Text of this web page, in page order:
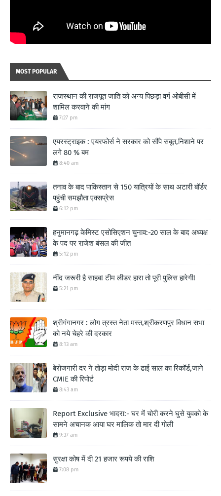
MOST POPULAR
राजस्थान की राजपूत जाति को अन्य पिछड़ा वर्ग ओबीसी में
शामिल करवाने की मांग
7:27 pm
एयरस्ट्राइक : एयरफोर्स ने सरकार को सौंपे सबूत,निशाने पर
लगे 80 % बम
8:40 am
तनाव के बाद पाकिस्तान से 150 यात्रियों के साथ अटारी बॉर्डर
पहुंची समझौता एक्सप्रेस
6:12 pm
हनुमानगढ़ केमिस्ट एसोसिएशन चुनाव:-20 साल के बाद अध्यक्ष
के पद पर राजेश बंसल की जीत
5:12 pm
नींद जरूरी है साहब! टीम लीडर हारा तो पूरी पुलिस हारेगी!
5:21 pm
श्रीगंगानगर : लोग त्रस्त नेता मस्त,श्रीकरणपुर विधान सभा
को नये चेहरे की दरकार
8:13 am
बेरोजगारी दर ने तोड़ा मोदी राज के ढाई साल का रिकॉर्ड,जाने
CMIE की रिपोर्ट
8:43 am
Report Exclusive भादरा:- घर में चोरी करने घुसे युवको के
सामने अचानक आया घर मालिक तो मार दी गोली
9:37 am
सुरक्षा कोष में दी 21 हजार रूपये की राशि
7:08 pm